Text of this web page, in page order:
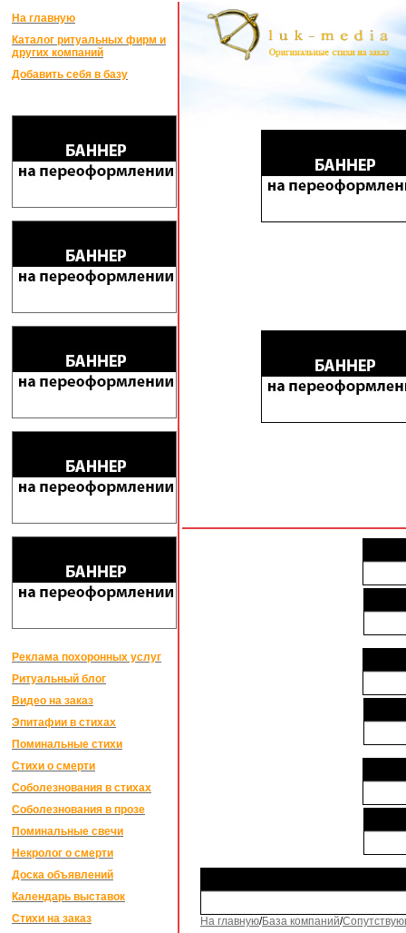
На главную
Каталог ритуальных фирм и
других компаний
Добавить себя в базу
Реклама похоронных услуг
Ритуальный блог
Видео на заказ
Эпитафии в стихах
Поминальные стихи
Стихи о смерти
Соболезнования в стихах
Соболезнования в прозе
Поминальные свечи
Некролог о смерти
Доска объявлений
Календарь выставок
Стихи на заказ
На главную/База компаний/